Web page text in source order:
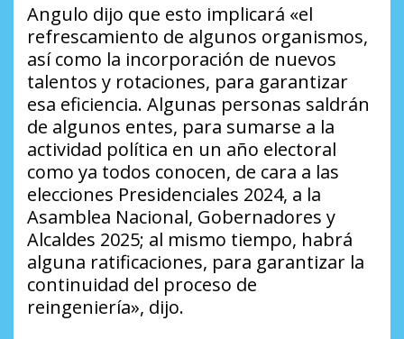
Angulo dijo que esto implicará «el
refrescamiento de algunos organismos,
así como la incorporación de nuevos
talentos y rotaciones, para garantizar
esa eficiencia. Algunas personas saldrán
de algunos entes, para sumarse a la
actividad política en un año electoral
como ya todos conocen, de cara a las
elecciones Presidenciales 2024, a la
Asamblea Nacional, Gobernadores y
Alcaldes 2025; al mismo tiempo, habrá
alguna ratificaciones, para garantizar la
continuidad del proceso de
reingeniería», dijo.